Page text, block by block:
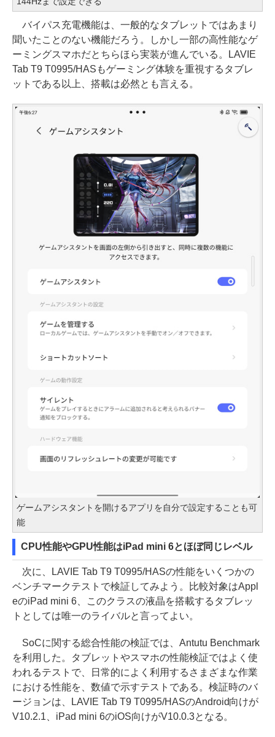
バイパス充電機能は、一般的なタブレットではあまり
聞いたことのない機能だろう。しかし一部の高性能なゲ
ーミングスマホだとちらほら実装が進んでいる。LAVIE
Tab T9 T0995/HASもゲーミング体験を重視するタブレ
ットである以上、搭載は必然とも言える。
ゲームアシスタントを開けるアプリを自分で設定することも可
能
CPU性能やGPU性能はiPad mini 6とほぼ同じレベル
次に、LAVIE Tab T9 T0995/HASの性能をいくつかの
ベンチマークテストで検証してみよう。比較対象はAppl
eのiPad mini 6、このクラスの液晶を搭載するタブレッ
トとしては唯一のライバルと言ってよい。
SoCに関する総合性能の検証では、Antutu Benchmark
を利用した。タブレットやスマホの性能検証ではよく使
われるテストで、日常的によく利用するさまざまな作業
における性能を、数値で示すテストである。検証時のバ
ージョンは、LAVIE Tab T9 T0995/HASのAndroid向けが
V10.2.1、iPad mini 6のiOS向けがV10.0.3となる。